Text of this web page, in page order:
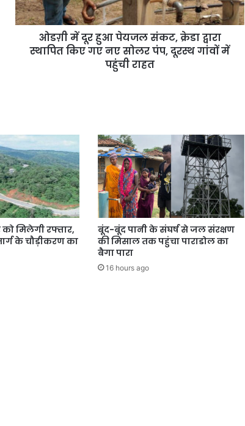
ओडग़ी में दूर हुआ पेयजल संकट, क्रेडा द्वारा
स्थापित किए गए नए सोलर पंप, दूरस्थ गांवों में
पहुंची राहत
को मिलेगी रफ्तार,
के चौड़ीकरण का
बूंद-बूंद पानी के संघर्ष से जल संरक्षण
की मिसाल तक पहुंचा पाराडोल का
बैगा पारा
16 hours ago